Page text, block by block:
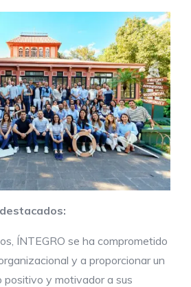
ÍNTEGRO se ha comprometido
y a proporcionar un
positivo y motivador a sus